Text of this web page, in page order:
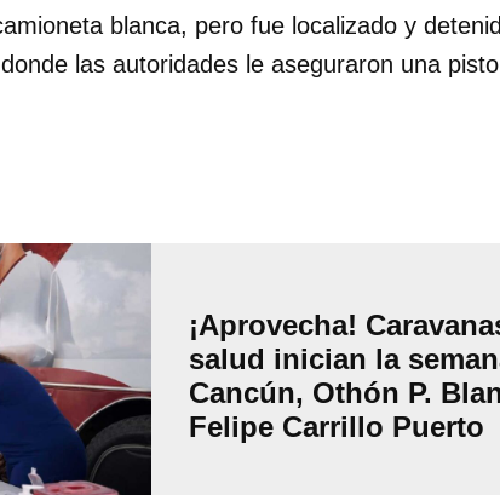
blanca, pero fue localizado y
las autoridades le aseguraron una
¡Aprovecha!
salud inician la
Cancún, Othón P.
Felipe Carrillo Puerto